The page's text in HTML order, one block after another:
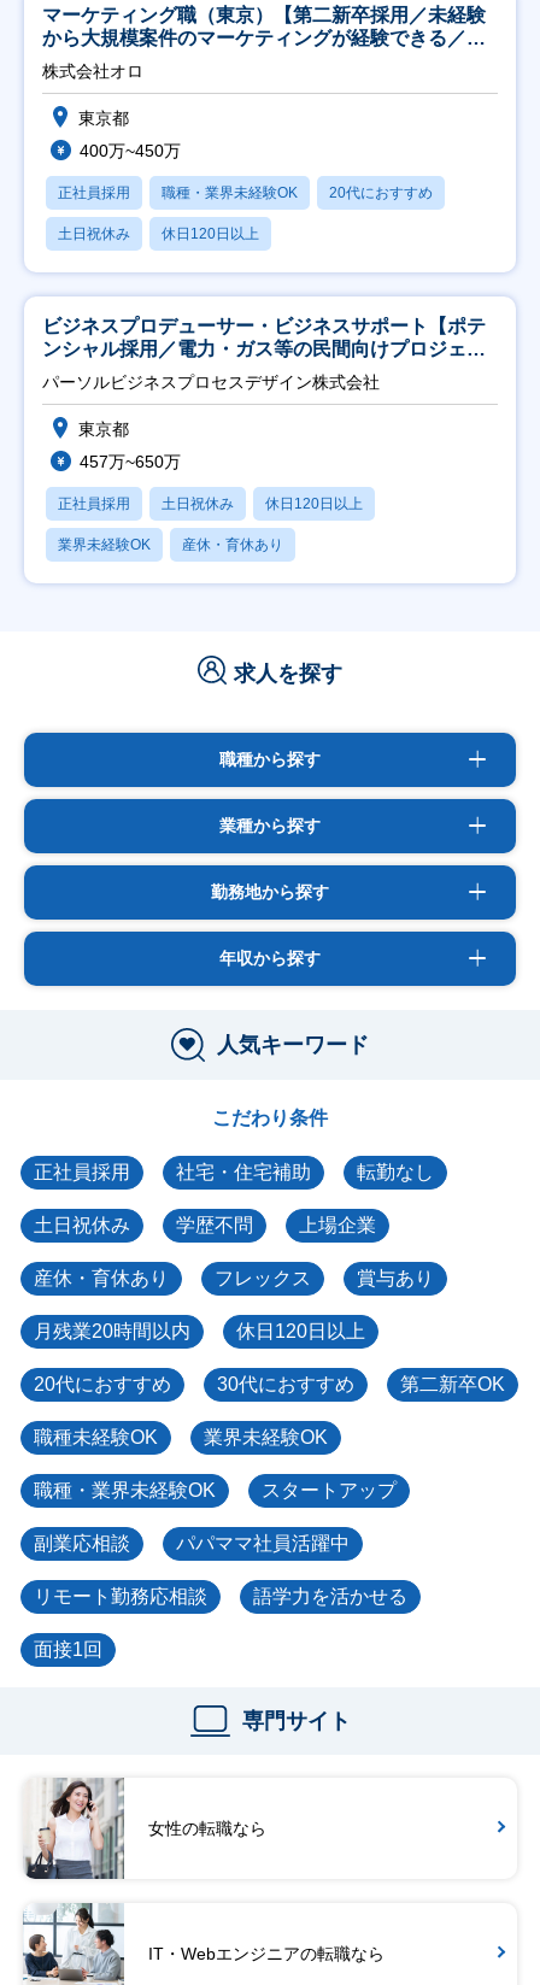
マーケティング職（東京）【第二新卒採用／未経験
から大規模案件のマーケティングが経験できる／研
修充実】
株式会社オロ
東京都
400万~450万
正社員採用 職種・業界未経験OK 20代におすすめ
土日祝休み 休日120日以上
ビジネスプロデューサー・ビジネスサポート【ポテ
ンシャル採用／電力・ガス等の民間向けプロジェク
ト推進】
パーソルビジネスプロセスデザイン株式会社
東京都
457万~650万
正社員採用 土日祝休み 休日120日以上
業界未経験OK 産休・育休あり
求人を探す
職種から探す
業種から探す
勤務地から探す
年収から探す
人気キーワード
こだわり条件
正社員採用 社宅・住宅補助 転勤なし
土日祝休み 学歴不問 上場企業
産休・育休あり フレックス 賞与あり
月残業20時間以内 休日120日以上
20代におすすめ 30代におすすめ 第二新卒OK
職種未経験OK 業界未経験OK
職種・業界未経験OK スタートアップ
副業応相談 パパママ社員活躍中
リモート勤務応相談 語学力を活かせる
面接1回
専門サイト
女性の転職なら
IT・Webエンジニアの転職なら